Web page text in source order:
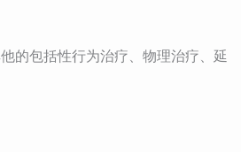
的包括性行为治疗、物理治疗、延